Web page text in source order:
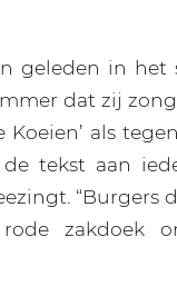
geleden in het
dat zij
als
tekst aan
“Burgers
zakdoek